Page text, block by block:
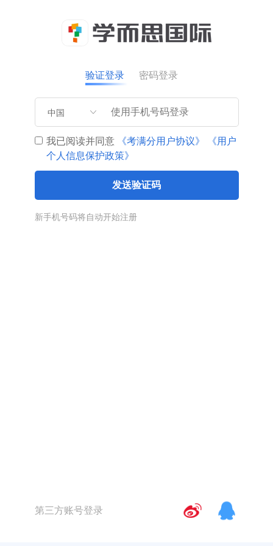
验证登录 密码登录
中国
我已阅读并同意 《考满分用户协议》
《用户
个人信息保护政策》
发送验证码
新手机号码将自动开始注册
第三方账号登录